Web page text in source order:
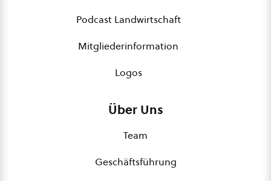
Podcast Landwirtschaft
Mitgliederinformation
Logos
Über Uns
Team
Geschäftsführung